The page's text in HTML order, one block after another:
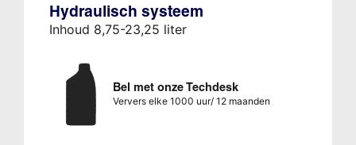
Hydraulisch systeem
Inhoud 8,75-23,25 liter
Bel met onze Techdesk
Ververs elke 1000 uur/ 12 maanden